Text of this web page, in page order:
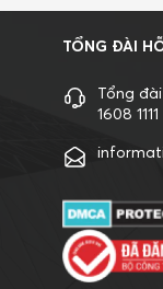
TỔNG ĐÀI
Tổng
1608 1111